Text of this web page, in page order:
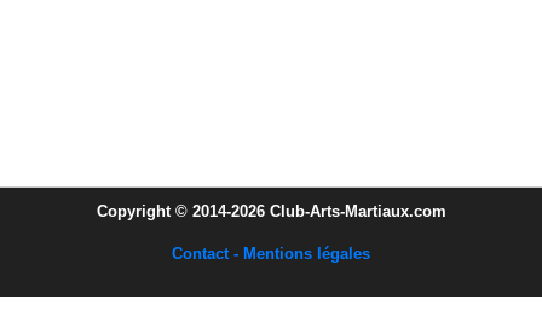
Copyright © 2014-2026 Club-Arts-Martiaux.com
Contact - Mentions légales